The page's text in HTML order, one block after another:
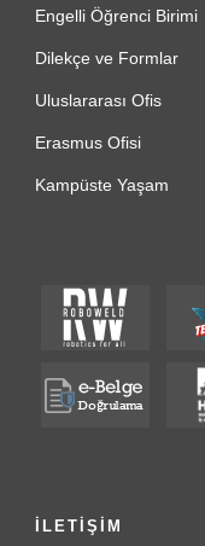
Engelli Öğrenci Birimi
Dilekçe ve Formlar
Uluslararası Ofis
Erasmus Ofisi
Kampüste Yaşam
İLETİŞİM